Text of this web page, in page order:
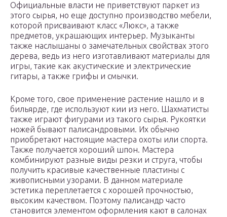
Официальные власти не приветствуют паркет из
этого сырья, но еще доступно производство мебели,
которой присваивают класс «Люкс», а также
предметов, украшающих интерьер. Музыканты
также наслышаны о замечательных свойствах этого
дерева, ведь из него изготавливают материалы для
игры, такие как акустические и электрические
гитары, а также грифы и смычки.
Кроме того, свое применение растение нашло и в
бильярде, где используют кии из него. Шахматисты
также играют фигурами из такого сырья. Рукоятки
ножей бывают палисандровыми. Их обычно
приобретают настоящие мастера охоты или спорта.
Также получается хороший шпон. Мастера
комбинируют разные виды резки и струга, чтобы
получить красивые качественные пластины с
живописными узорами. В данном материале
эстетика переплетается с хорошей прочностью,
высоким качеством. Поэтому палисандр часто
становится элементом оформления кают в салонах